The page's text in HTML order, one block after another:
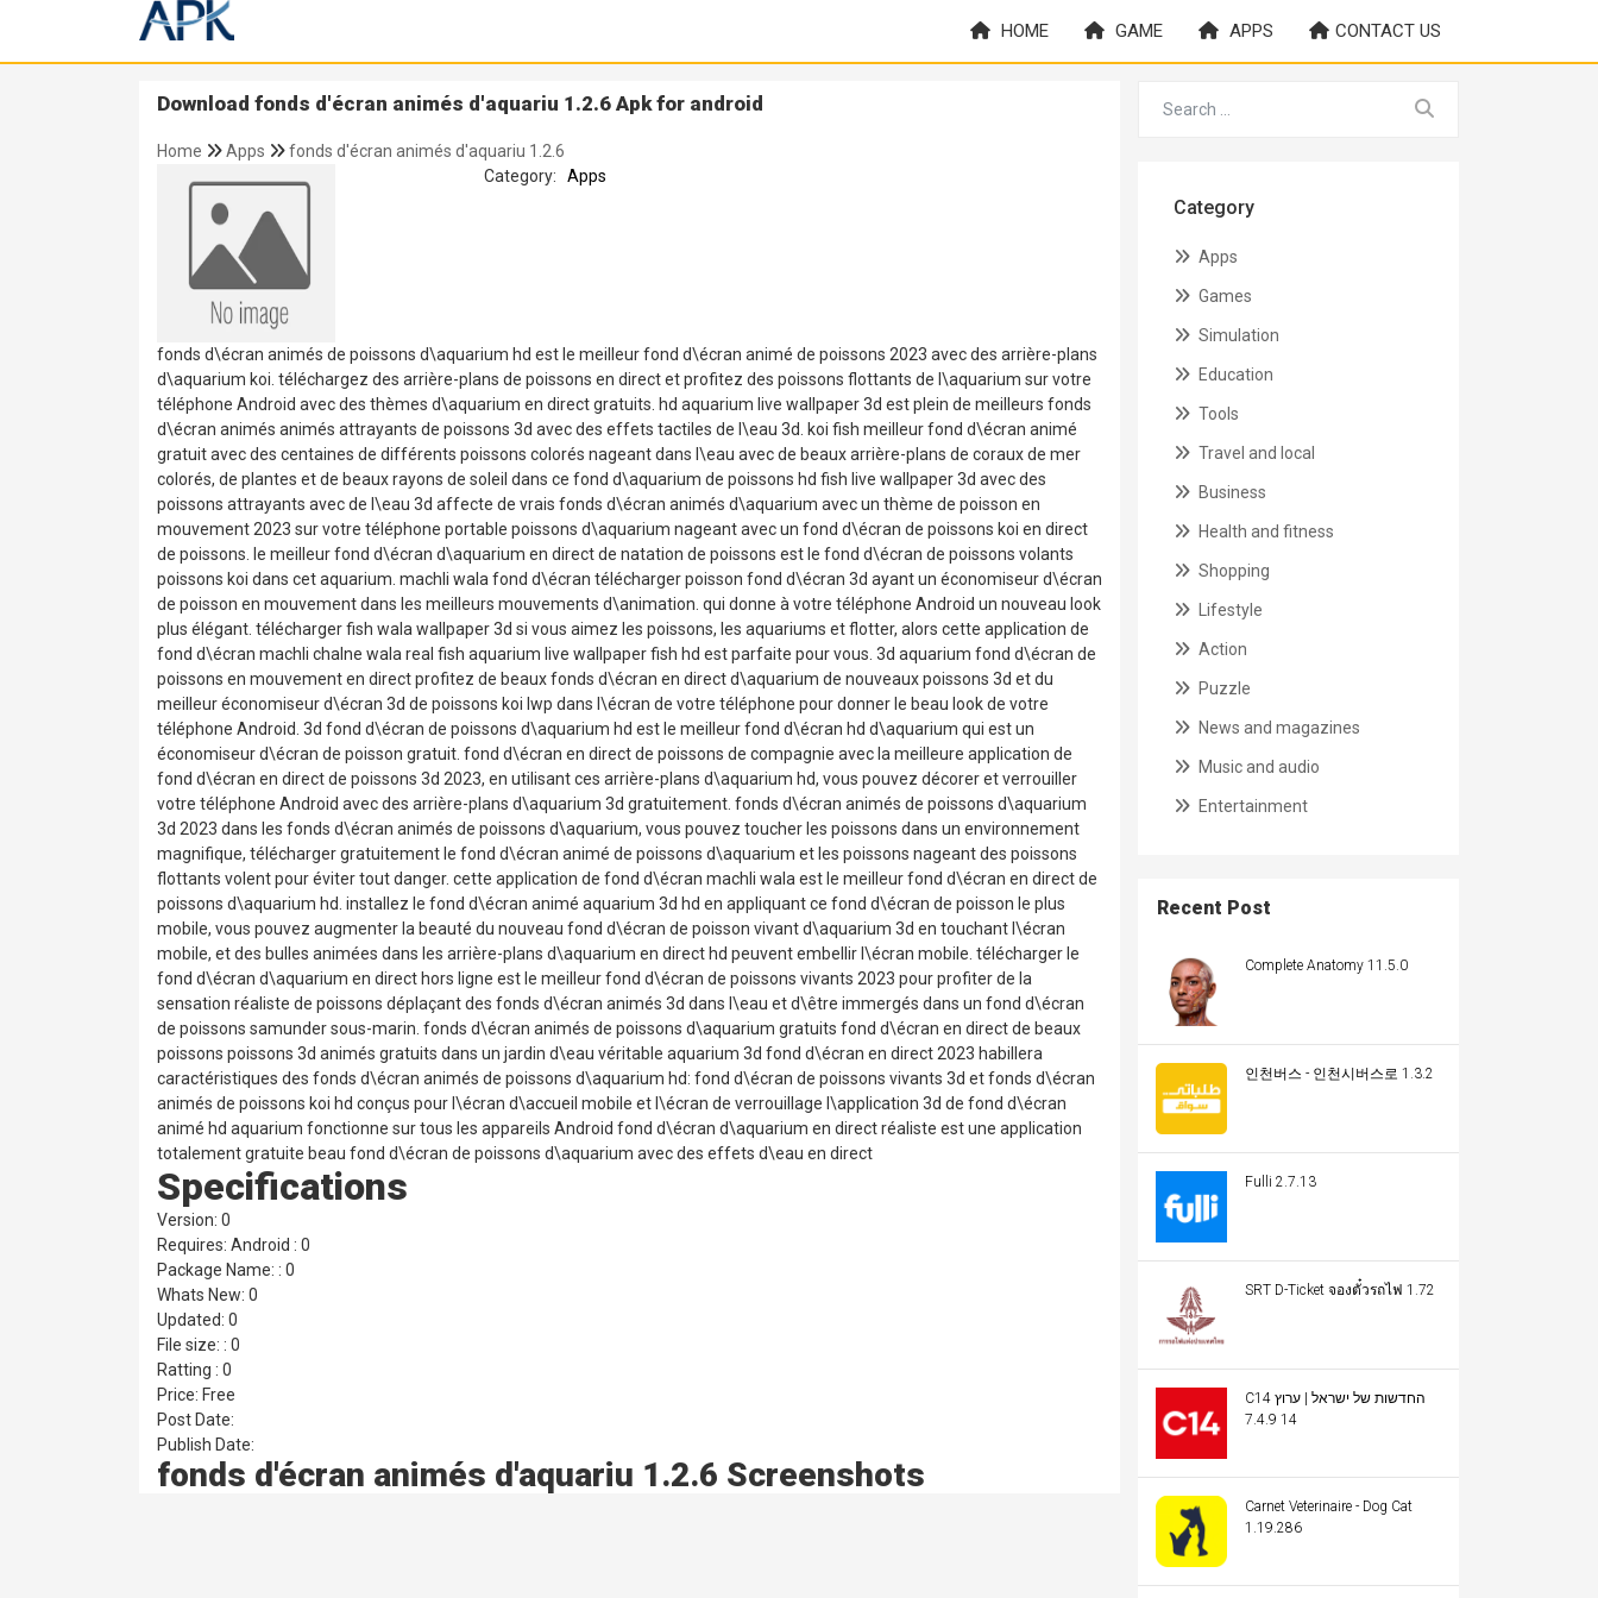
HOME GAME APPS CONTACT US
Download fonds d'écran animés d'aquariu 1.2.6 Apk for android
Home Apps
fonds d'écran animés d'aquariu 1.2.6
Category:
Apps
fonds d\écran animés de poissons d\aquarium hd est le meilleur fond d\écran animé de poissons 2023 avec des arrière-plans
d\aquarium koi. téléchargez des arrière-plans de poissons en direct et profitez des poissons flottants de l\aquarium sur votre
téléphone Android avec des thèmes d\aquarium en direct gratuits. hd aquarium live wallpaper 3d est plein de meilleurs fonds
d\écran animés animés attrayants de poissons 3d avec des effets tactiles de l\eau 3d. koi fish meilleur fond d\écran animé
gratuit avec des centaines de différents poissons colorés nageant dans l\eau avec de beaux arrière-plans de coraux de mer
colorés, de plantes et de beaux rayons de soleil dans ce fond d\aquarium de poissons hd fish live wallpaper 3d avec des
poissons attrayants avec de l\eau 3d affecte de vrais fonds d\écran animés d\aquarium avec un thème de poisson en
mouvement 2023 sur votre téléphone portable poissons d\aquarium nageant avec un fond d\écran de poissons koi en direct
de poissons. le meilleur fond d\écran d\aquarium en direct de natation de poissons est le fond d\écran de poissons volants
poissons koi dans cet aquarium. machli wala fond d\écran télécharger poisson fond d\écran 3d ayant un économiseur d\écran
de poisson en mouvement dans les meilleurs mouvements d\animation. qui donne à votre téléphone Android un nouveau look
plus élégant. télécharger fish wala wallpaper 3d si vous aimez les poissons, les aquariums et flotter, alors cette application de
fond d\écran machli chalne wala real fish aquarium live wallpaper fish hd est parfaite pour vous. 3d aquarium fond d\écran de
poissons en mouvement en direct profitez de beaux fonds d\écran en direct d\aquarium de nouveaux poissons 3d et du
meilleur économiseur d\écran 3d de poissons koi lwp dans l\écran de votre téléphone pour donner le beau look de votre
téléphone Android. 3d fond d\écran de poissons d\aquarium hd est le meilleur fond d\écran hd d\aquarium qui est un
économiseur d\écran de poisson gratuit. fond d\écran en direct de poissons de compagnie avec la meilleure application de
fond d\écran en direct de poissons 3d 2023, en utilisant ces arrière-plans d\aquarium hd, vous pouvez décorer et verrouiller
votre téléphone Android avec des arrière-plans d\aquarium 3d gratuitement. fonds d\écran animés de poissons d\aquarium
3d 2023 dans les fonds d\écran animés de poissons d\aquarium, vous pouvez toucher les poissons dans un environnement
magnifique, télécharger gratuitement le fond d\écran animé de poissons d\aquarium et les poissons nageant des poissons
flottants volent pour éviter tout danger. cette application de fond d\écran machli wala est le meilleur fond d\écran en direct de
poissons d\aquarium hd. installez le fond d\écran animé aquarium 3d hd en appliquant ce fond d\écran de poisson le plus
mobile, vous pouvez augmenter la beauté du nouveau fond d\écran de poisson vivant d\aquarium 3d en touchant l\écran
mobile, et des bulles animées dans les arrière-plans d\aquarium en direct hd peuvent embellir l\écran mobile. télécharger le
fond d\écran d\aquarium en direct hors ligne est le meilleur fond d\écran de poissons vivants 2023 pour profiter de la
sensation réaliste de poissons déplaçant des fonds d\écran animés 3d dans l\eau et d\être immergés dans un fond d\écran
de poissons samunder sous-marin. fonds d\écran animés de poissons d\aquarium gratuits fond d\écran en direct de beaux
poissons poissons 3d animés gratuits dans un jardin d\eau véritable aquarium 3d fond d\écran en direct 2023 habillera
caractéristiques des fonds d\écran animés de poissons d\aquarium hd: fond d\écran de poissons vivants 3d et fonds d\écran
animés de poissons koi hd conçus pour l\écran d\accueil mobile et l\écran de verrouillage l\application 3d de fond d\écran
animé hd aquarium fonctionne sur tous les appareils Android fond d\écran d\aquarium en direct réaliste est une application
totalement gratuite beau fond d\écran de poissons d\aquarium avec des effets d\eau en direct
Specifications
Version: 0
Requires: Android : 0
Package Name: : 0
Whats New: 0
Updated: 0
File size: : 0
Ratting : 0
Price: Free
Post Date:
Publish Date:
fonds d'écran animés d'aquariu 1.2.6 Screenshots
Category
Apps
Games
Simulation
Education
Tools
Travel and local
Business
Health and fitness
Shopping
Lifestyle
Action
Puzzle
News and magazines
Music and audio
Entertainment
Recent Post
Complete Anatomy 11.5.0
인천버스 - 인천시버스로 1.3.2
Fulli 2.7.13
SRT D-Ticket จองตั๋วรถไฟ 1.72
C14 החדשות של ישראל | ערוץ
14 7.4.9
Carnet Veterinaire - Dog Cat
1.19.286